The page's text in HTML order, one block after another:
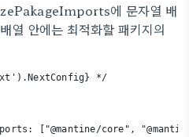
에 문자열 배
열 안에는 최적화할 패키지의
*/
["@mantine/core",